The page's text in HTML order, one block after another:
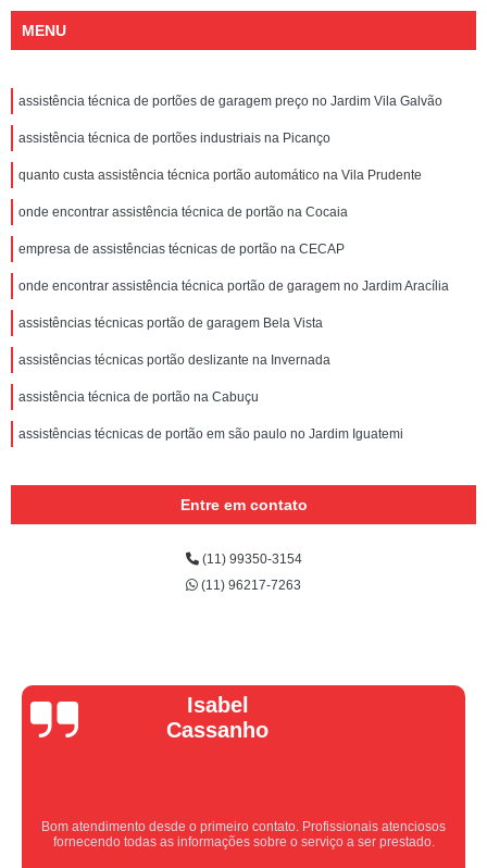
MENU
assistência técnica de portões de garagem preço no Jardim Vila Galvão
assistência técnica de portões industriais na Picanço
quanto custa assistência técnica portão automático na Vila Prudente
onde encontrar assistência técnica de portão na Cocaia
empresa de assistências técnicas de portão na CECAP
onde encontrar assistência técnica portão de garagem no Jardim Aracília
assistências técnicas portão de garagem Bela Vista
assistências técnicas portão deslizante na Invernada
assistência técnica de portão na Cabuçu
assistências técnicas de portão em são paulo no Jardim Iguatemi
Entre em contato
(11) 99350-3154
(11) 96217-7263
Vera Maria
Equipe nota 10, trabalho rápido com excelência , super organizados.
Super indico.